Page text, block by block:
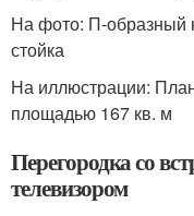
На фото: П-образный
стойка
На иллюстрации:
площадью 167 кв. м
Перегородка со
телевизором